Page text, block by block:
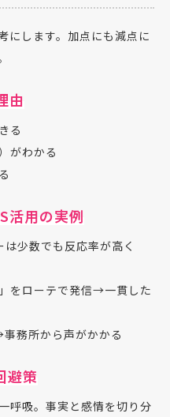
にします。加点にも減点に
由
る
がわかる
活用の実例
少数でも反応率が高く
をローテで発信→一貫した
務所から声がかかる
避策
呼吸。事実と感情を切り分